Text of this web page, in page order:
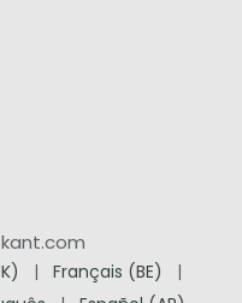
| Français (BE)
|